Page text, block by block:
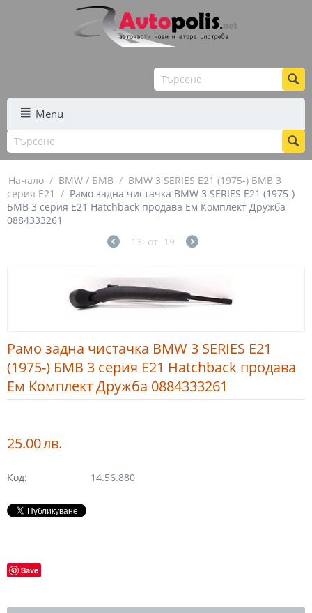
Menu
Начало / BMW / БМВ / BMW 3 SERIES E21 (1975-) БМВ 3
серия Е21 / Рамо задна чистачка BMW 3 SERIES E21 (1975-)
БМВ 3 серия Е21 Hatchback продава Ем Комплект Дружба
0884333261
13 от 19
Рамо задна чистачка BMW 3 SERIES E21
(1975-) БМВ 3 серия Е21 Hatchback продава
Ем Комплект Дружба 0884333261
25.00лв.
Код: 14.56.880
Save